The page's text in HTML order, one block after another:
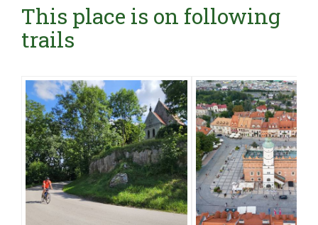
This place is on following
trails